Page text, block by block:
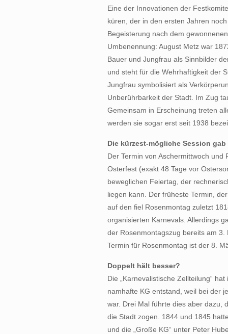
Eine der Innovationen der
küren, der in den ersten Jahren
Begeisterung nach dem
Umbenennung: August Metz war
Bauer und Jungfrau als Sinnbilder
und steht für die Wehrhaftigkeit der
Jungfrau symbolisiert als
Unberührbarkeit der Stadt. Im Zug
Gemeinsam in Erscheinung treten
werden sie sogar erst seit 1938
Die kürzest-mögliche Session
Der Termin von Aschermittwoch
Osterfest (exakt 48 Tage vor
beweglichen Feiertag, der
liegen kann. Der früheste Termin,
auf den fiel Rosenmontag zuletzt
organisierten Karnevals. Allerdings
der Rosenmontagszug bereits am
Termin für Rosenmontag ist der 8.
Doppelt hält besser?
Die „Karnevalistische Zellteilung“
namhafte KG entstand, weil bei der
war. Drei Mal führte dies aber dazu,
die Stadt zogen. 1844 und 1845
und die „Große KG“ unter Peter